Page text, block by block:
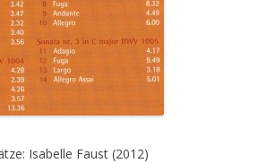
Isabelle Faust (2012)